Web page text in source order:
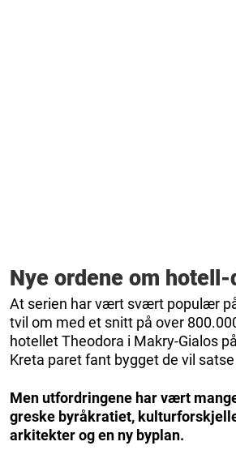
Nye ordene om
At serien har vært svært populær
tvil om med et snitt på over
hotellet Theodora i Makry-Gialos
Kreta paret fant bygget de vil
Men utfordringene har vært
greske byråkratiet,
arkitekter og en ny byplan.